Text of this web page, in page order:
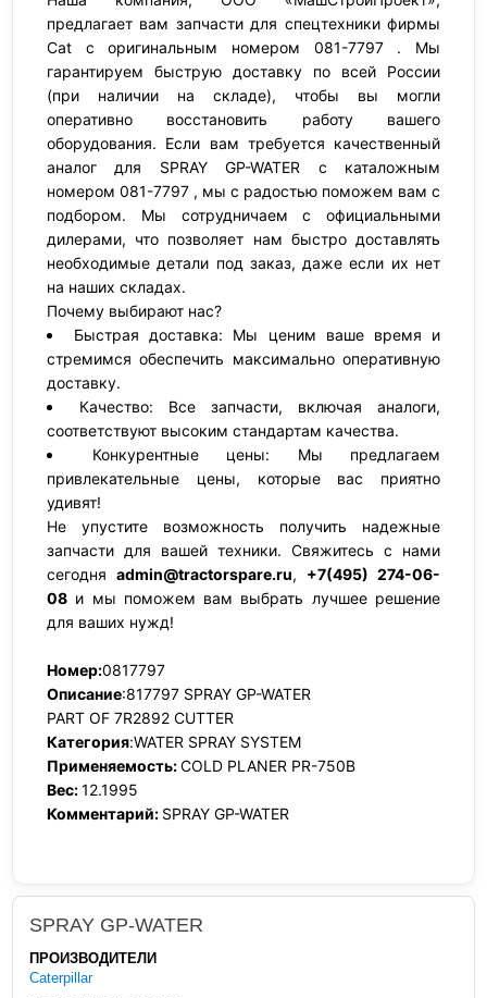
предлагает вам запчасти для спецтехники фирмы
Cat с оригинальным номером 081-7797 . Мы
гарантируем быструю доставку по всей России
(при наличии на складе), чтобы вы могли
оперативно восстановить работу вашего
оборудования. Если вам требуется качественный
аналог для SPRAY GP-WATER с каталожным
номером 081-7797 , мы с радостью поможем вам с
подбором. Мы сотрудничаем с официальными
дилерами, что позволяет нам быстро доставлять
необходимые детали под заказ, даже если их нет
на наших складах.
Почему выбирают нас?
Быстрая доставка: Мы ценим ваше время и
стремимся обеспечить максимально оперативную
доставку.
Качество: Все запчасти, включая аналоги,
соответствуют высоким стандартам качества.
Конкурентные цены: Мы предлагаем
привлекательные цены, которые вас приятно
удивят!
Не упустите возможность получить надежные
запчасти для вашей техники. Свяжитесь с нами
сегодня admin@tractorspare.ru, +7(495) 274-06-
08 и мы поможем вам выбрать лучшее решение
для ваших нужд!
Номер:0817797
Описание:817797 SPRAY GP-WATER
PART OF 7R2892 CUTTER
Категория:WATER SPRAY SYSTEM
Применяемость:COLD PLANER PR-750B
Вес:12.1995
Комментарий: SPRAY GP-WATER
SPRAY GP-WATER
ПРОИЗВОДИТЕЛИ
Caterpillar